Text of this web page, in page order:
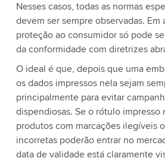
Nesses casos, todas as normas
devem ser sempre observadas. Em
proteção ao consumidor só pode
da conformidade com diretrizes
O ideal é que, depois que uma
os dados impressos nela sejam
principalmente para evitar
dispendiosas. Se o rótulo impresso
produtos com marcações ilegíveis
incorretas poderão entrar no
data de validade está claramente